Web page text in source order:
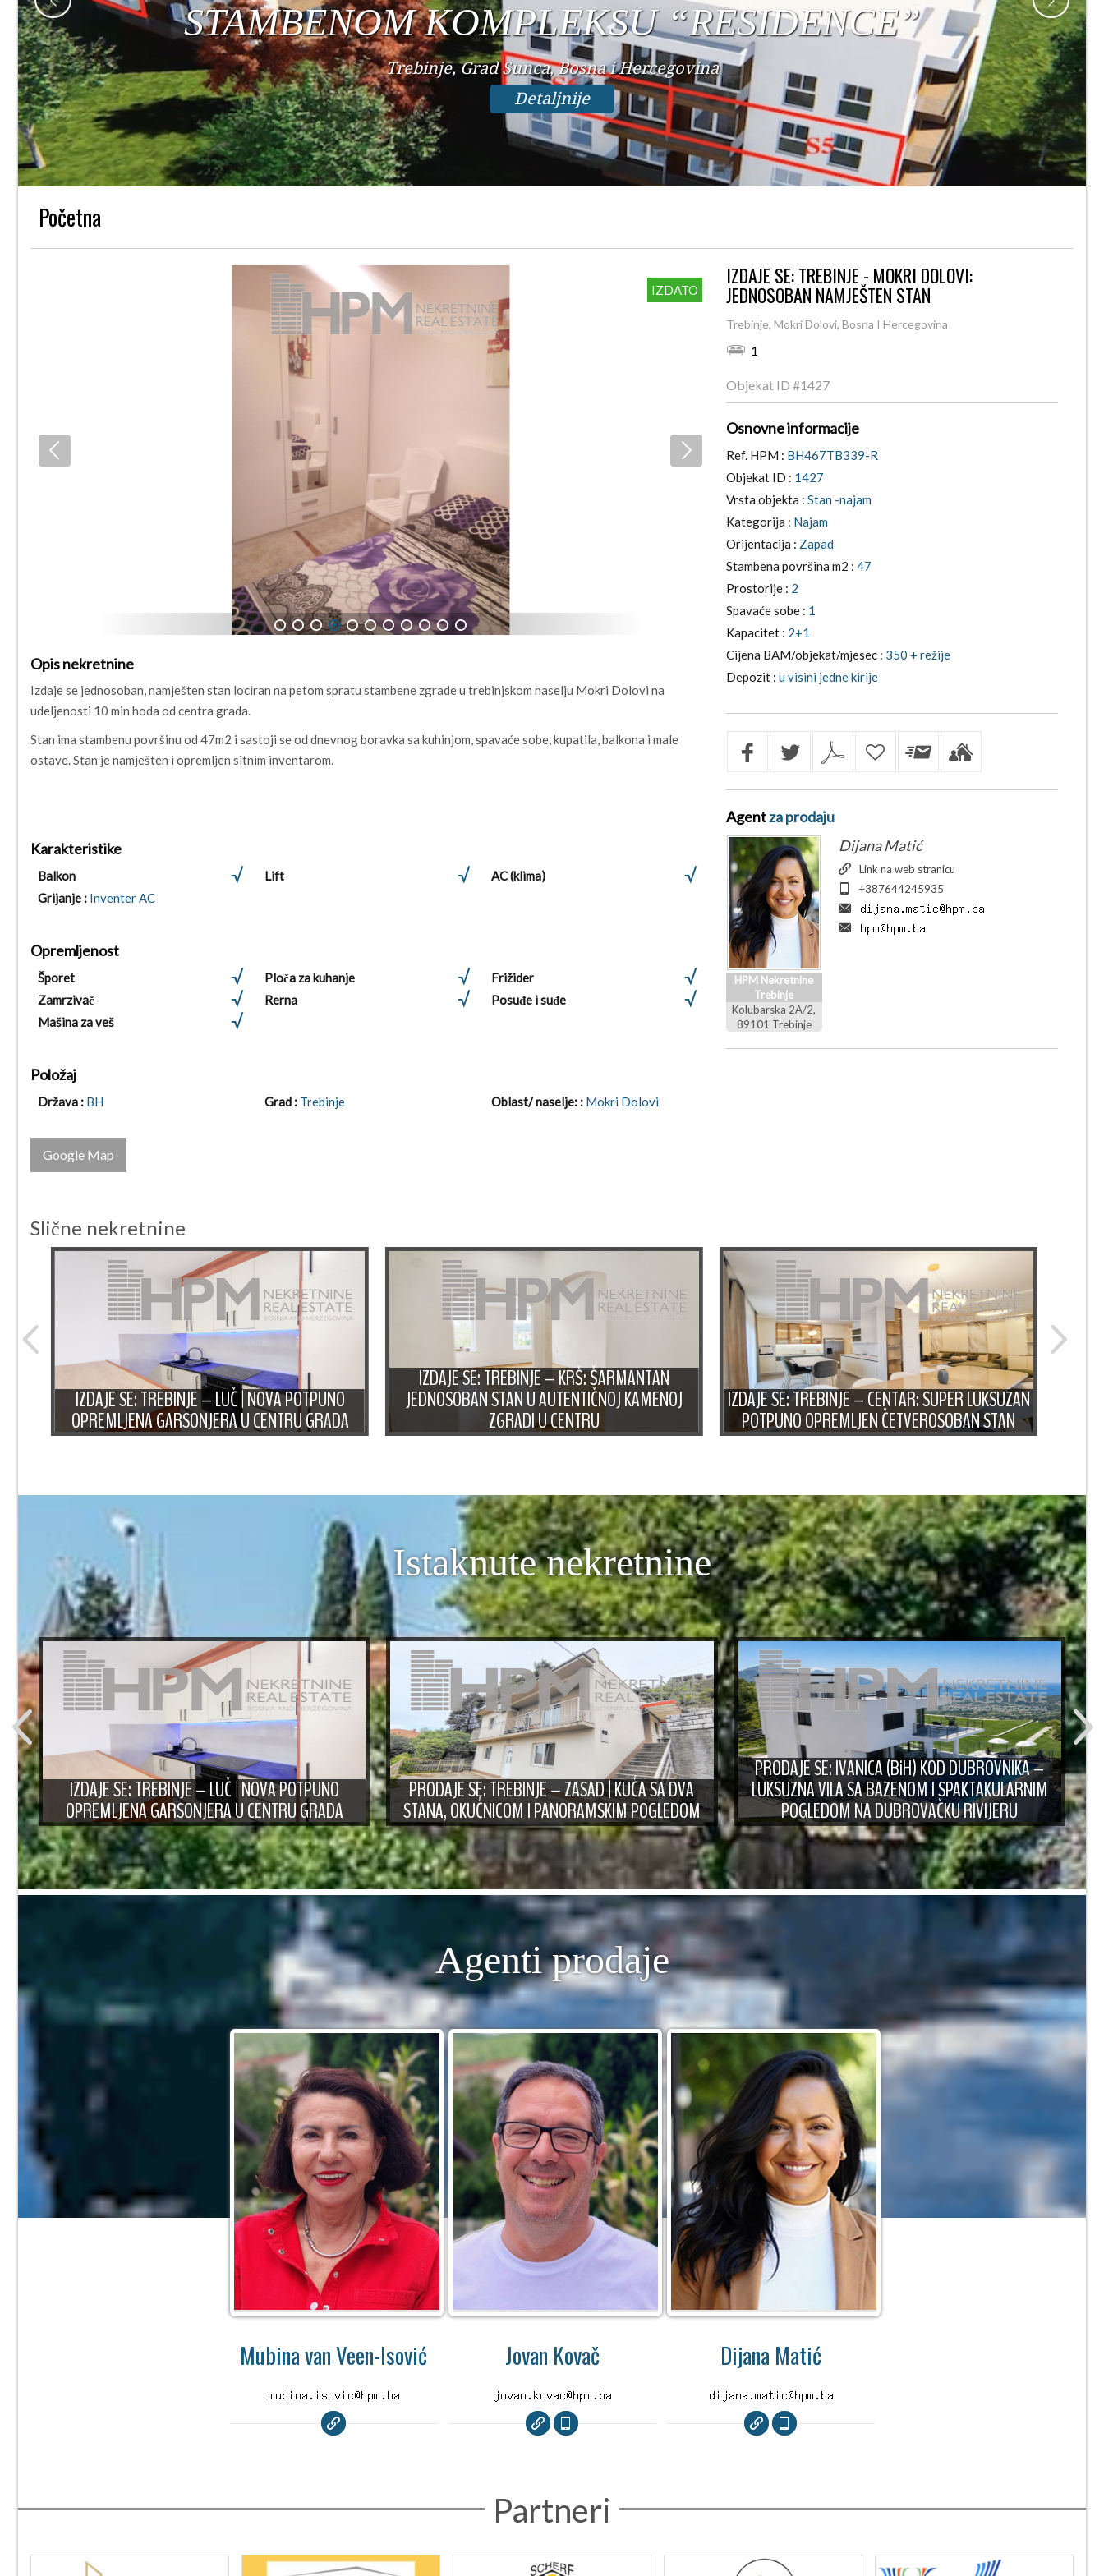
CENTRU
Trebinje, Centar, Bosna i Hercegovina
Detaljnije
Početna
1 2 3 4 5 6 7 8 9 10 11
IZDATO
Opis nekretnine
Izdaje se jednosoban, namješten stan lociran na petom spratu stambene zgrade u trebinjskom naselju Mokri Dolovi na
udeljenosti 10 min hoda od centra grada.
Stan ima stambenu površinu od 47m2 i sastoji se od dnevnog boravka sa kuhinjom, spavaće sobe, kupatila, balkona i male
ostave. Stan je namješten i opremljen sitnim inventarom.
Karakteristike
Balkon Lift
AC (klima)
Grijanje : Inventer AC
Opremljenost
Šporet Ploča za kuhanje
Frižider
Zamrzivač
Rerna
Posuđe i suđe
Mašina za veš
Položaj
Država : BH Grad : Trebinje Oblast/ naselje: : Mokri Dolovi
Google Map
IZDAJE SE: TREBINJE - MOKRI DOLOVI:
JEDNOSOBAN NAMJEŠTEN STAN
Trebinje, Mokri Dolovi, Bosna I Hercegovina
1
Objekat ID #1427
Osnovne informacije
Ref. HPM : BH467TB339-R
Objekat ID : 1427
Vrsta objekta : Stan -najam
Kategorija : Najam
Orijentacija : Zapad
Stambena površina m2 : 47
Prostorije : 2
Spavaće sobe : 1
Kapacitet : 2+1
Cijena BAM/objekat/mjesec : 350 + režije
Depozit : u visini jedne kirije
Agentza prodaju
HPM Nekretnine
Trebinje
Kolubarska 2A/2,
89101 Trebinje
Dijana Matić
Link na web stranicu
+387644245935
Slične nekretnine
IZDAJE SE: TREBINJE – LUČ | NOVA POTPUNO
OPREMLJENA GARSONJERA U CENTRU GRADA
IZDAJE SE: TREBINJE – KRŠ: ŠARMANTAN
JEDNOSOBAN STAN U AUTENTIČNOJ KAMENOJ
ZGRADI U CENTRU
IZDAJE SE: TREBINJE – CENTAR: SUPER LUKSUZAN
POTPUNO OPREMLJEN ČETVEROSOBAN STAN
Istaknute nekretnine
IZDAJE SE: TREBINJE – LUČ | NOVA POTPUNO
OPREMLJENA GARSONJERA U CENTRU GRADA
PRODAJE SE: TREBINJE – ZASAD | KUĆA SA DVA
STANA, OKUĆNICOM I PANORAMSKIM POGLEDOM
PRODAJE SE: IVANICA (BiH) KOD DUBROVNIKA –
LUKSUZNA VILA SA BAZENOM I SPAKTAKULARNIM
POGLEDOM NA DUBROVAČKU RIVIJERU
Agenti prodaje
Mubina van Veen-Isović Jovan Kovač Dijana Matić
Partneri